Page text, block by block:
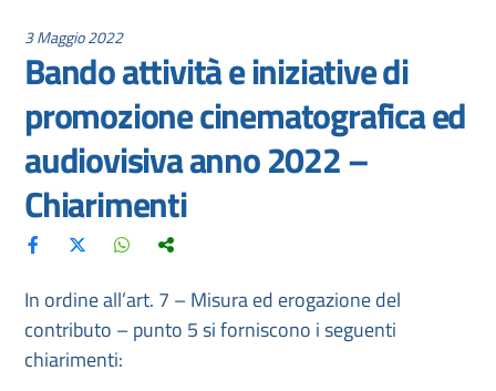
3 Maggio 2022
Bando attività e iniziative di
promozione cinematografica ed
audiovisiva anno 2022 –
Chiarimenti
In ordine all’art. 7 – Misura ed erogazione del
contributo – punto 5 si forniscono i seguenti
chiarimenti: